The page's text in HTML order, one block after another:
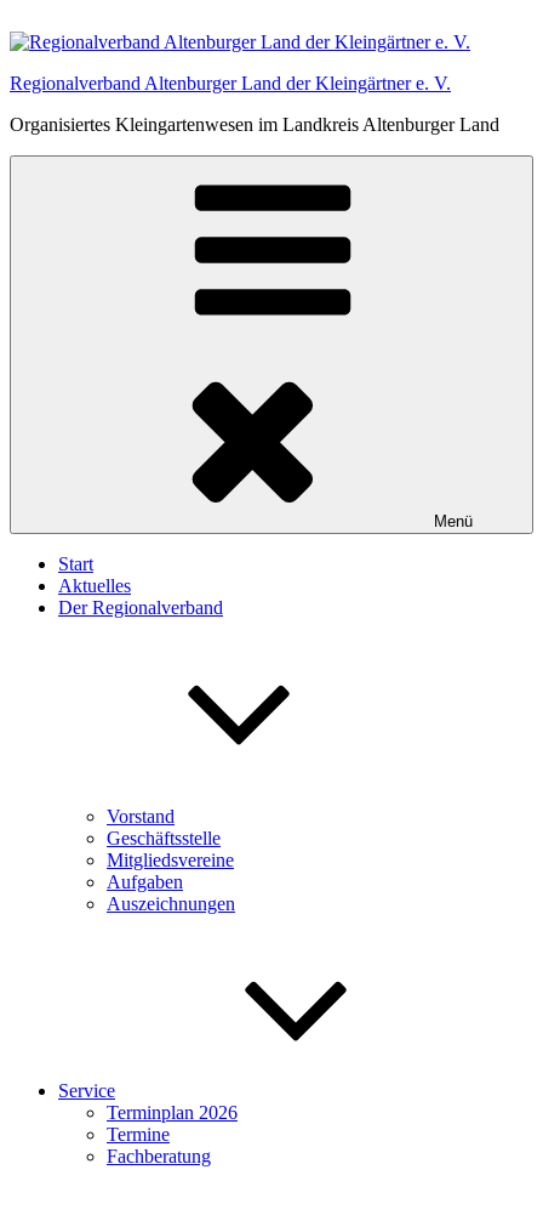
Inhalt
Regionalverband Altenburger Land der Kleingärtner e. V.
Organisiertes Kleingartenwesen im Landkreis Altenburger Land
Menü
Start
Aktuelles
Der Regionalverband
Vorstand
Geschäftsstelle
Mitgliedsvereine
Aufgaben
Auszeichnungen
Service
Terminplan 2026
Termine
Fachberatung